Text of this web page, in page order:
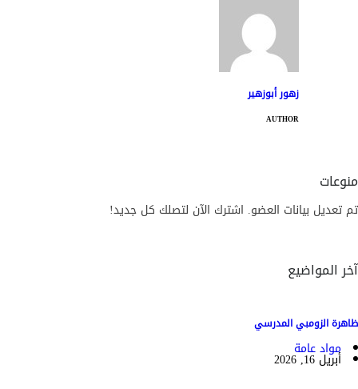
زهور أبوزهير
AUTHOR
منوعات
تم تعديل بيانات العضو. اشترك الآن لتصلك كل جديد!
آخر المواضيع
ظاهرة الزومبي المدرسي
مواد عامة
أبريل 16, 2026